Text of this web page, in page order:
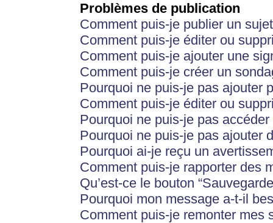
Problèmes de publication
Comment puis-je publier un
Comment puis-je éditer ou
Comment puis-je ajouter une
Comment puis-je créer un
Pourquoi ne puis-je pas ajouter
Comment puis-je éditer ou
Pourquoi ne puis-je pas
Pourquoi ne puis-je pas ajouter
Pourquoi ai-je reçu un
Comment puis-je rapporter des
Qu’est-ce le bouton
Pourquoi mon message a-t-il
Comment puis-je remonter mes